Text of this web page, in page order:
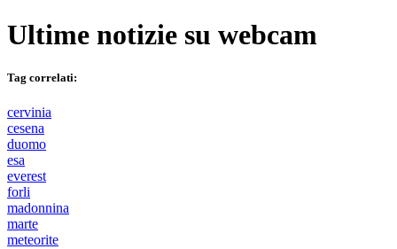
Ultime notizie su webcam
Tag correlati:
cervinia
cesena
duomo
esa
everest
forli
madonnina
marte
meteorite